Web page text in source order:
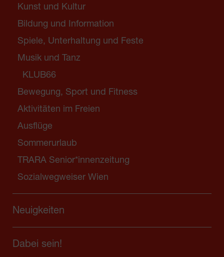
Kunst und Kultur
Bildung und Information
Spiele, Unterhaltung und Feste
Musik und Tanz
KLUB66
Bewegung, Sport und Fitness
Aktivitäten im Freien
Ausflüge
Sommerurlaub
TRARA Senior*innenzeitung
Sozialwegweiser Wien
Neuigkeiten
Dabei sein!